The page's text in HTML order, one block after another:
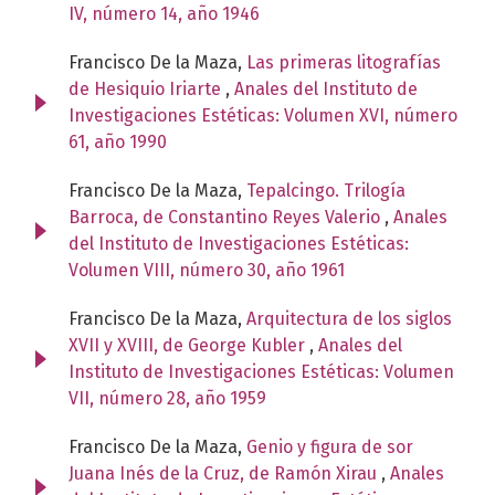
IV, número 14, año 1946
Francisco De la Maza, Las primeras litografías
de Hesiquio Iriarte , Anales del Instituto de
Investigaciones Estéticas: Volumen XVI, número
61, año 1990
Francisco De la Maza, Tepalcingo. Trilogía
Barroca, de Constantino Reyes Valerio , Anales
del Instituto de Investigaciones Estéticas:
Volumen VIII, número 30, año 1961
Francisco De la Maza, Arquitectura de los siglos
XVII y XVIII, de George Kubler , Anales del
Instituto de Investigaciones Estéticas: Volumen
VII, número 28, año 1959
Francisco De la Maza, Genio y figura de sor
Juana Inés de la Cruz, de Ramón Xirau , Anales